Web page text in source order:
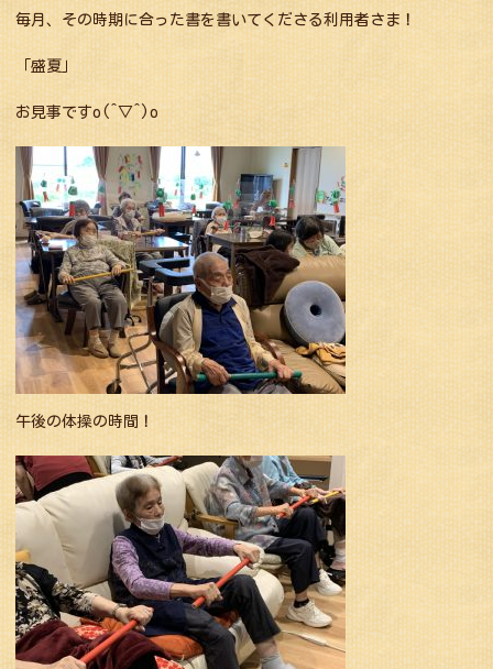
毎月、その時期に合った書を書いてくださる利用者さま！
「盛夏」
お見事ですo(^▽^)o
午後の体操の時間！